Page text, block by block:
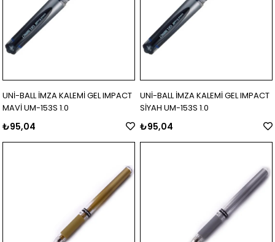
UNİ-BALL İMZA KALEMİ GEL IMPACT
MAVİ UM-153S 1.0
₺95,04
UNİ-BALL İMZA KALEMİ GEL IMPACT
SİYAH UM-153S 1.0
₺95,04